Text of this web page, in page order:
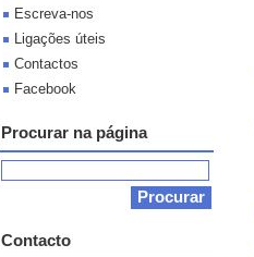
Escreva-nos
Ligações úteis
Contactos
Facebook
Procurar na página
Contacto